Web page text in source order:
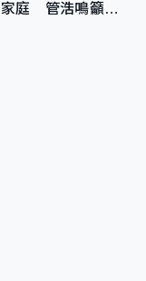
家庭 管浩鳴籲加